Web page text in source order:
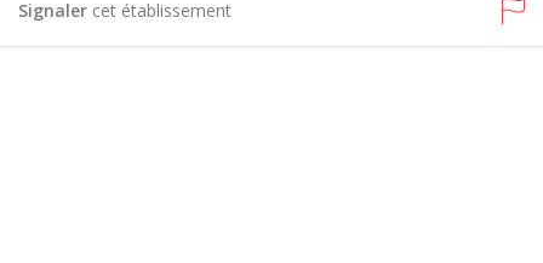
Signaler cet établissement